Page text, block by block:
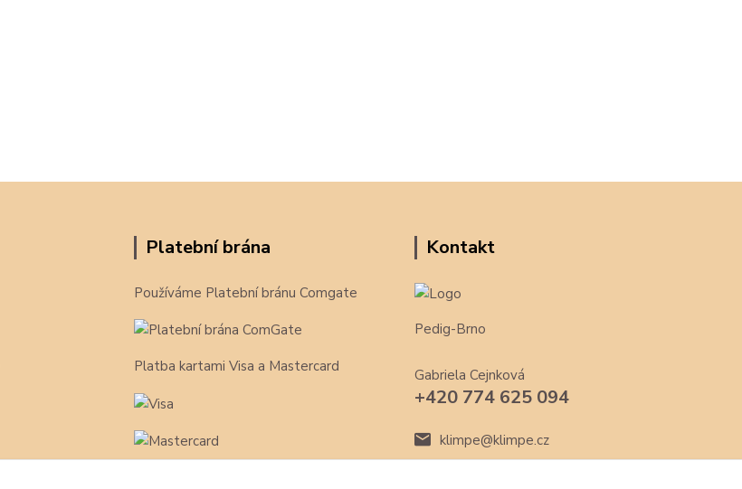
Platební brána
Používáme Platební bránu Comgate
Platba kartami Visa a Mastercard
Kontakt
Pedig-Brno
Gabriela Cejnková
+420 774 625 094
klimpe@klimpe.cz